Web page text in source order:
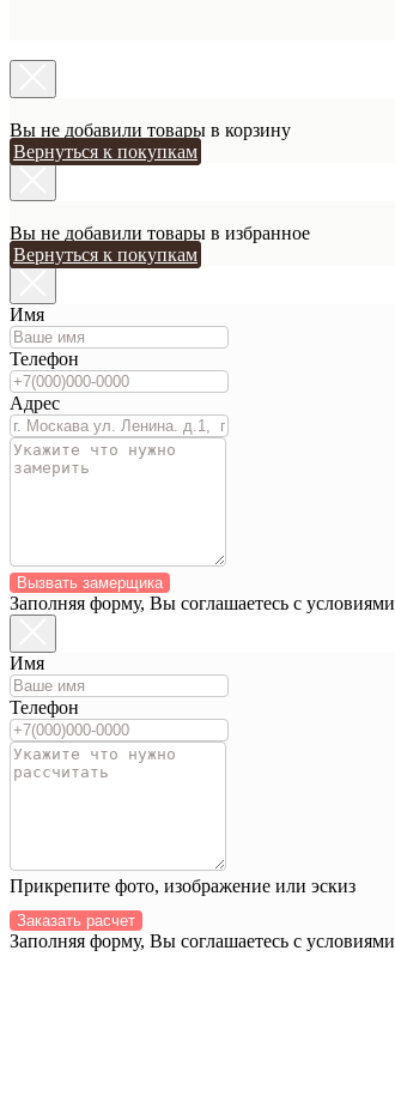
Вы не добавили товары в корзину
Вернуться к покупкам
Вы не добавили товары в избранное
Вернуться к покупкам
Имя
Телефон
Адрес
Вызвать замерщика
Заполняя форму, Вы соглашаетесь с условиями
Имя
Телефон
Прикрепите фото, изображение или эскиз
Заказать расчет
Заполняя форму, Вы соглашаетесь с условиями